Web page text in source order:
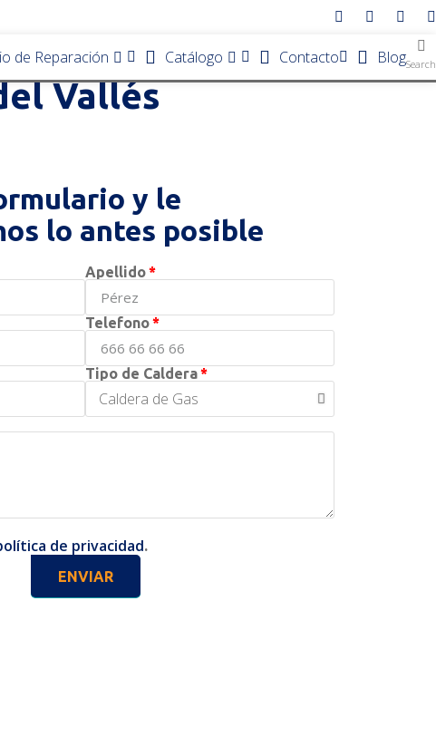
de Reparación
Catálogo Contacto BlogSearch
Vallés
y le
lo antes posible
Apellido
Telefono
Tipo de Caldera
de privacidad.
ENVIAR